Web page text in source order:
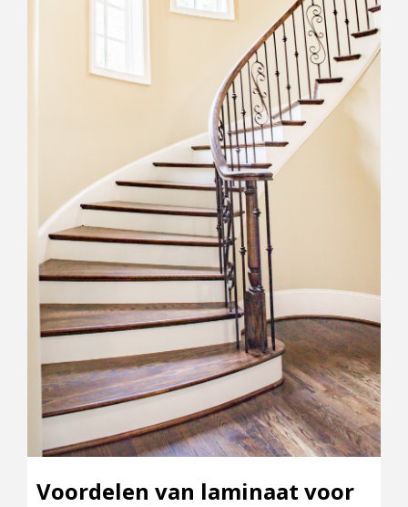
Voordelen van laminaat voor